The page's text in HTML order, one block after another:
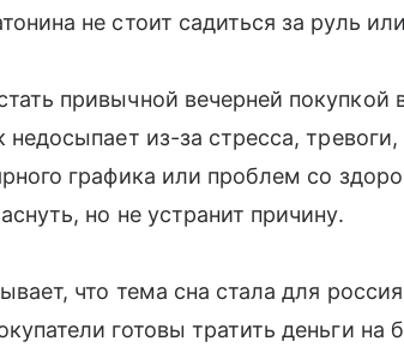
не стоит садиться за руль
привычной вечерней
из-за стресса, тревоги,
графика или проблем со
но не устранит причину.
что тема сна стала для
готовы тратить деньги